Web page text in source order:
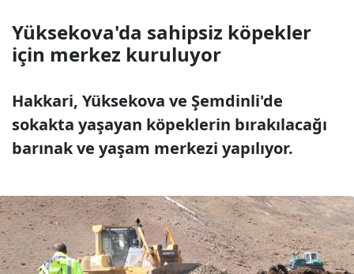
Yüksekova'da sahipsiz köpekler
için merkez kuruluyor
Hakkari, Yüksekova ve Şemdinli'de
sokakta yaşayan köpeklerin bırakılacağı
barınak ve yaşam merkezi yapılıyor.